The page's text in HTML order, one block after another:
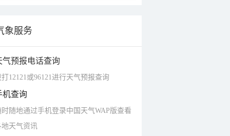
象服务
气预报电话查询
打12121或96121进行天气预报查询
机查询
时随地通过手机登录中国天气WAP版查看
地天气资讯